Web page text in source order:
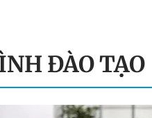
ĐÀO TẠO